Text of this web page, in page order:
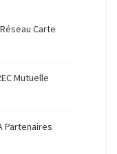
Réseau Carte
Mutuelle
Partenaires